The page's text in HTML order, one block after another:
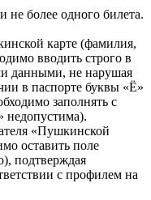
не более одного билета.
карте (фамилия,
вводить строго в
данными, не нарушая
в паспорте буквы «Ё»
заполнять с
недопустима).
«Пушкинской
оставить поле
подтверждая
с профилем на